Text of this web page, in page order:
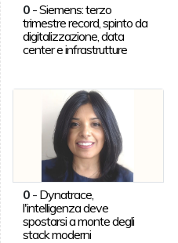
0-Siemens: terzo
trimestre record, spinto da
digitalizzazione, data
center e infrastrutture
0- Dynatrace,
l'intelligenza deve
spostarsi a monte degli
stack moderni